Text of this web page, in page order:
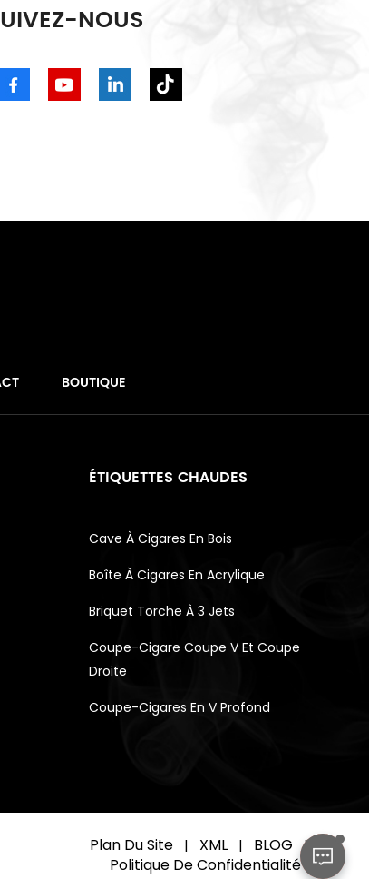
NOUS
BOUTIQUE
ÉTIQUETTES CHAUDES
Cave À Cigares En Bois
Boîte À Cigares En Acrylique
Briquet Torche À 3 Jets
Coupe-Cigare Coupe V Et Coupe
Droite
Coupe-Cigares En V Profond
Plan Du Site | XML | BLOG |
Politique De Confidentialité